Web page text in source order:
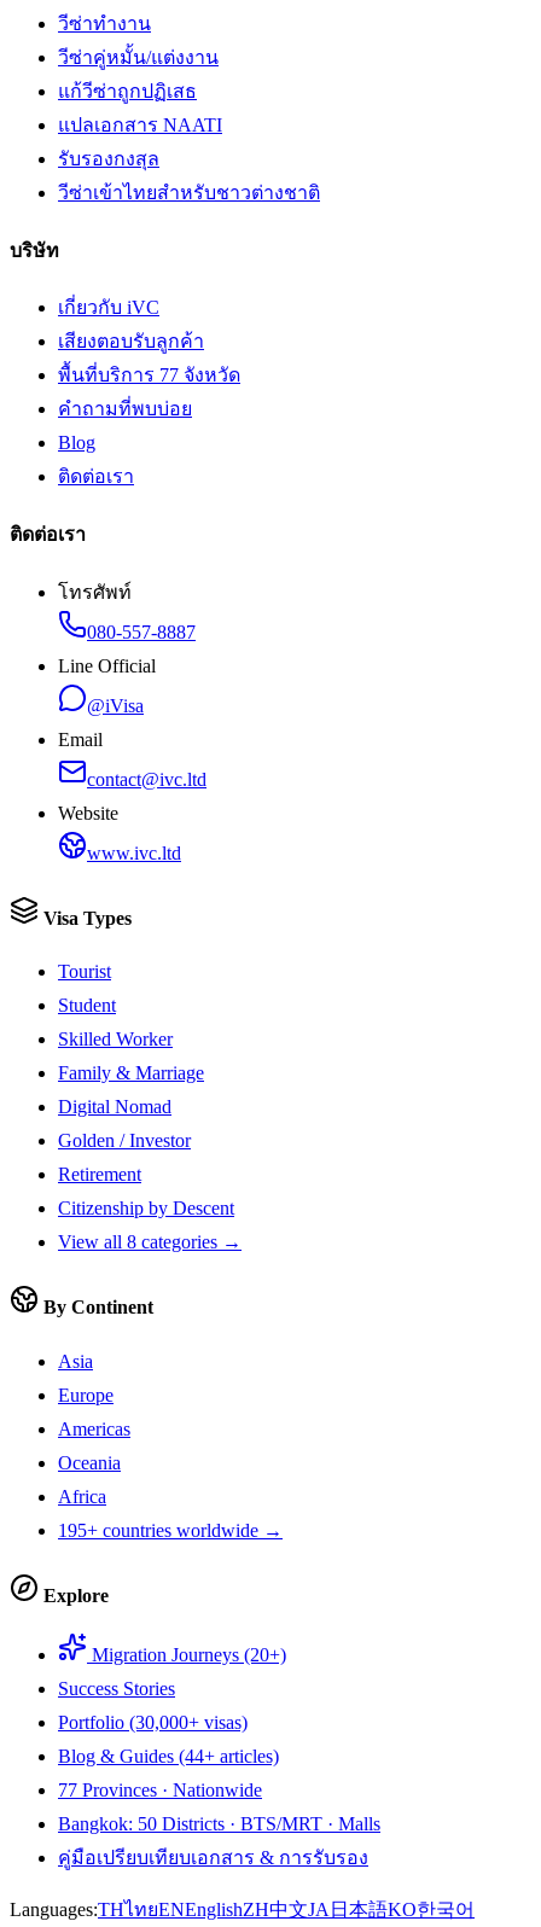
วีซ่าทำงาน
วีซ่าคู่หมั้น/แต่งงาน
แก้วีซ่าถูกปฏิเสธ
แปลเอกสาร NAATI
รับรองกงสุล
วีซ่าเข้าไทยสำหรับชาวต่างชาติ
บริษัท
เกี่ยวกับ iVC
เสียงตอบรับลูกค้า
พื้นที่บริการ 77 จังหวัด
คำถามที่พบบ่อย
Blog
ติดต่อเรา
ติดต่อเรา
โทรศัพท์
080-557-8887
Line Official
@iVisa
Email
contact@ivc.ltd
Website
www.ivc.ltd
Visa Types
Tourist
Student
Skilled Worker
Family & Marriage
Digital Nomad
Golden / Investor
Retirement
Citizenship by Descent
View all 8 categories →
By Continent
Asia
Europe
Americas
Oceania
Africa
195+ countries worldwide →
Explore
Migration Journeys (20+)
Success Stories
Portfolio (30,000+ visas)
Blog & Guides (44+ articles)
77 Provinces · Nationwide
Bangkok: 50 Districts · BTS/MRT · Malls
คู่มือเปรียบเทียบเอกสาร & การรับรอง
Languages:THไทยENEnglishZH中文JA 日本語KO한국어